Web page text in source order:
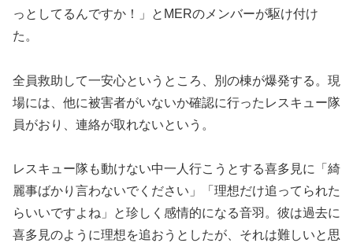
っとしてるんですか！」とMERのメンバーが駆け付け
た。
全員救助して一安心というところ、別の棟が爆発する。現
場には、他に被害者がいないか確認に行ったレスキュー隊
員がおり、連絡が取れないという。
レスキュー隊も動けない中一人行こうとする喜多見に「綺
麗事ばかり言わないでください」「理想だけ追ってられた
らいいですよね」と珍しく感情的になる音羽。彼は過去に
喜多見のように理想を追おうとしたが、それは難しいと思